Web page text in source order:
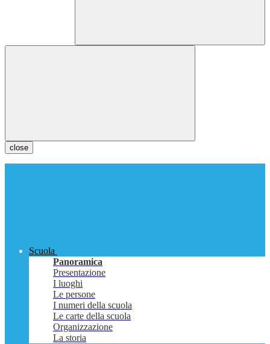
close
Scuola
Panoramica
Presentazione
I luoghi
Le persone
I numeri della scuola
Le carte della scuola
Organizzazione
La storia